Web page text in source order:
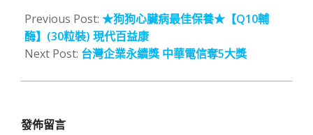
11-
26
Previous Post: ★狗狗心臟病最佳保養★【Q10輔
酶】(30粒裝) 現代百益康
Next Post: 台灣企業永續獎 中華電信奪5大獎
發佈留言